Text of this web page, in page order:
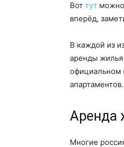
Вот тут можно
вперёд,
В каждой из
аренды жилья
официальном
апартаментов.
Аренда
Многие